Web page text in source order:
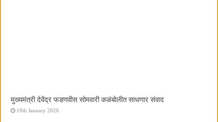
मुख्यमंत्री देवेंद्र फडणवीस सोमवारी कळंबोलीत साधणार संवाद
10th January 2026